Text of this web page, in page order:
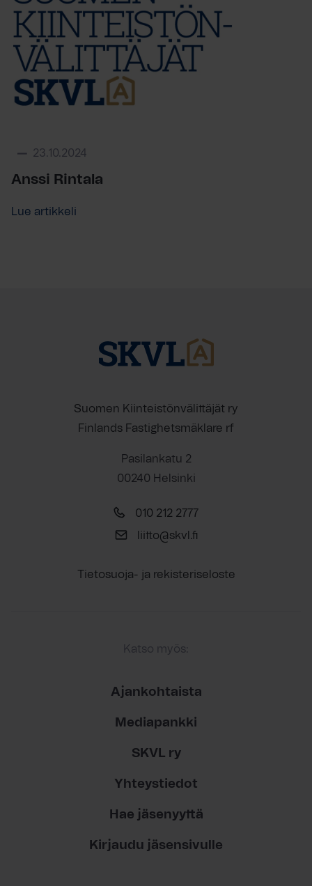
23.10.2024
Anssi Rintala
Lue artikkeli
Suomen Kiinteistönvälittäjät ry
Finlands Fastighetsmäklare rf
Pasilankatu 2
00240 Helsinki
010 212 2777
liitto@skvl.fi
Tietosuoja- ja rekisteriseloste
Katso myös:
Ajankohtaista
Mediapankki
SKVL ry
Yhteystiedot
Hae jäsenyyttä
Kirjaudu jäsensivulle